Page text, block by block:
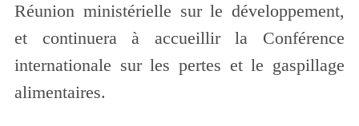
Réunion ministérielle sur le développement,
et continuera à accueillir la Conférence
internationale sur les pertes et le gaspillage
alimentaires.